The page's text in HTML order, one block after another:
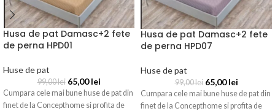
Husa de pat Damasc+2 fete
de perna HPD01
Huse de pat
99,00lei 65,00lei
Cumpara cele mai bune huse de pat din
finet de la Concepthome si profita de
Husa de pat Damasc+2 fete
de perna HPD07
Huse de pat
99,00lei 65,00lei
Cumpara cele mai bune huse de pat din
finet de la Concepthome si profita de